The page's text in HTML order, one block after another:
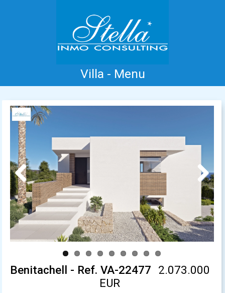
Villa - Menu
Inicio Costa Blanca Venta Alquiler
Nueva Construcción
Testimonios Contacto
Previous Next
Benitachell - Ref. VA-22477
2.073.000
EUR